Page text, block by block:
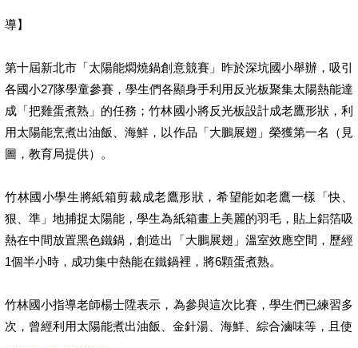
導】
第十屆新北市「太陽能燜燒鍋創意競賽」昨於深坑國小舉辦，吸引
各國小27隊學童參賽，學生們各顯身手利用反光板聚集太陽熱能達
成「把雞蛋煮熟」的任務；竹林國小將反光板設計成老鷹形狀，利
用太陽能烹煮出油飯、海鮮，以作品「大鵬展翅」榮獲第一名（見
圖，教育局提供）。
竹林國小學生將紙箱剪裁成老鷹形狀，希望能如老鷹一樣「快、
狠、準」地捕捉太陽能，學生為紙箱畫上美麗的羽毛，貼上鋁箔吸
熱在中間放置黑色鐵鍋，創造出「大鵬展翅」溫室效應空間，歷經
1個半小時，成功集中熱能在鐵鍋裡，將6顆蛋煮熟。
竹林國小指導老師楊士陞表示，為參與這次比賽，學生們已練習多
次，曾經利用太陽能煮出油飯、金針湯、海鮮、綜合滷味等，且使